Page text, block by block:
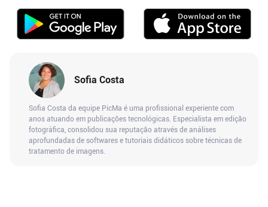
Sofia Costa
Sofia Costa da equipe PicMa é uma profissional experiente com
anos atuando em publicações tecnológicas. Especialista em edição
fotográfica, consolidou sua reputação através de análises
aprofundadas de softwares e tutoriais didáticos sobre técnicas de
tratamento de imagens.